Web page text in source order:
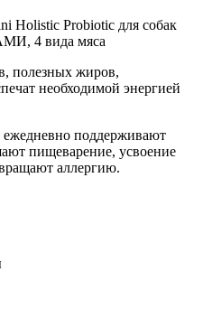
Holistic Probiotic для собак
4 вида мяса
полезных жиров,
необходимой энергией
поддерживают
пищеварение, усвоение
аллергию.